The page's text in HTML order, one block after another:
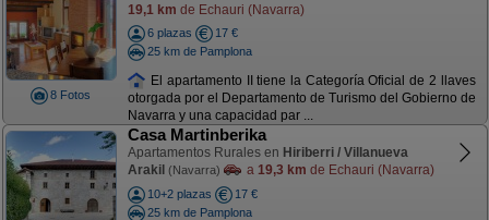
8 Fotos
19,1 km de Echauri (Navarra)
6 plazas
17 €
25 km de Pamplona
El apartamento II tiene la Categoría Oficial de 2 llaves
otorgada por el Departamento de Turismo del Gobierno de
Navarra y una capacidad par ...
Casa Martinberika
Apartamentos Rurales en Hiriberri / Villanueva
Arakil (Navarra) a 19,3 km de Echauri (Navarra)
10+2 plazas
17 €
25 km de Pamplona